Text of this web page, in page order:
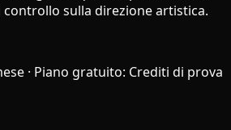
sulla direzione artistica.
· Piano gratuito: Crediti di prova